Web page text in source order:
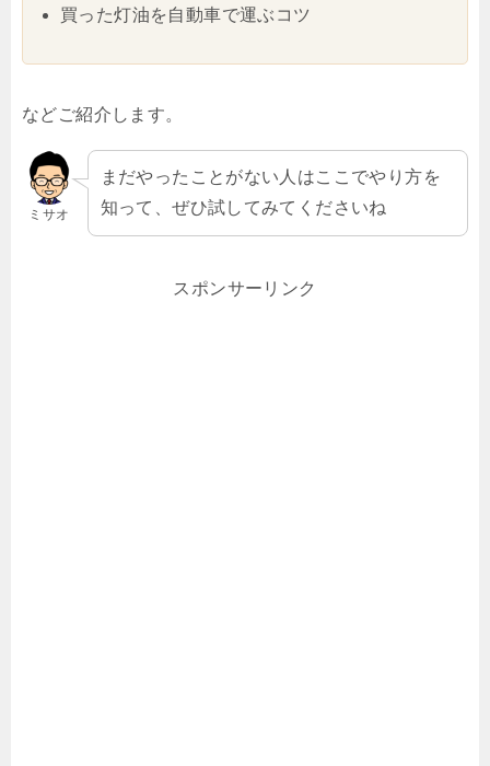
買った灯油を自動車で運ぶコツ
などご紹介します。
ミサオ
まだやったことがない人はここでやり方を
知って、ぜひ試してみてくださいね
スポンサーリンク